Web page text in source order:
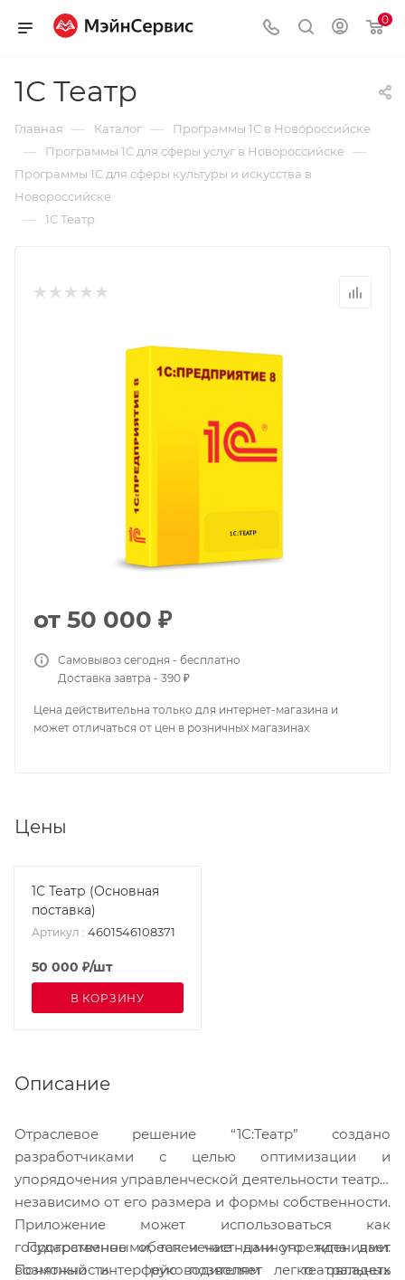
0
1С Театр
Главная — Каталог — Программы 1С в Новороссийске
— Программы 1С для сферы услуг в Новороссийске —
Программы 1С для сферы культуры и искусства в
Новороссийске
— 1С Театр
от 50 000 ₽
Самовывоз сегодня - бесплатно
Доставка завтра - 390 ₽
Цена действительна только для интернет-магазина и
может отличаться от цен в розничных магазинах
Цены
1С Театр (Основная
поставка)
Артикул : 4601546108371
50 000 ₽/шт
В КОРЗИНУ
Описание
Отраслевое решение “1С:Театр” создано
разработчиками с целью оптимизации и
упорядочения управленческой деятельности театра,
независимо от его размера и формы собственности.
Приложение может использоваться как
государственными, так и частными учреждениями.
Понятный интерфейс позволяет легко овладеть
Программное обеспечение данного типа дает
возможность руководителям театральных